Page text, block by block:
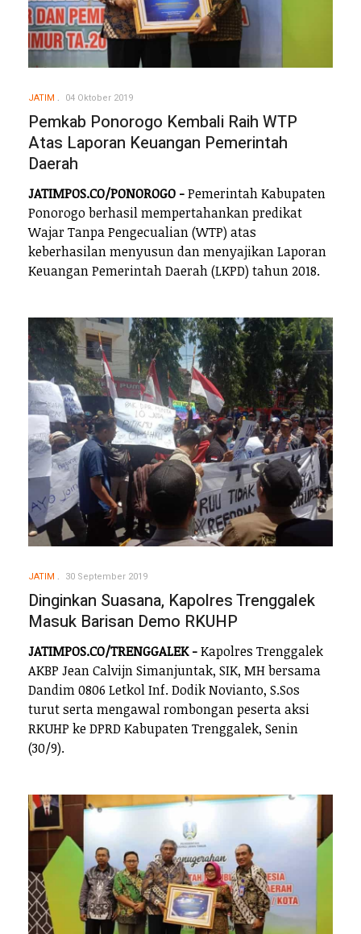
JATIM 04 Oktober 2019
Pemkab Ponorogo Kembali Raih WTP
Atas Laporan Keuangan Pemerintah
Daerah
JATIMPOS.CO/PONOROGO -Pemerintah Kabupaten
Ponorogo berhasil mempertahankan predikat
Wajar Tanpa Pengecualian (WTP) atas
keberhasilan menyusun dan menyajikan Laporan
Keuangan Pemerintah Daerah (LKPD) tahun 2018.
JATIM 30 September 2019
Dinginkan Suasana, Kapolres Trenggalek
Masuk Barisan Demo RKUHP
JATIMPOS.CO/TRENGGALEK -Kapolres Trenggalek
AKBP Jean Calvijn Simanjuntak, SIK, MH bersama
Dandim 0806 Letkol Inf. Dodik Novianto, S.Sos
turut serta mengawal rombongan peserta aksi
RKUHP ke DPRD Kabupaten Trenggalek, Senin
(30/9).